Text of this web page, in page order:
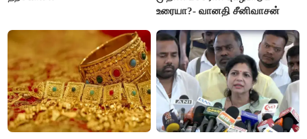
உரையா?- வானதி சீனிவாசன்